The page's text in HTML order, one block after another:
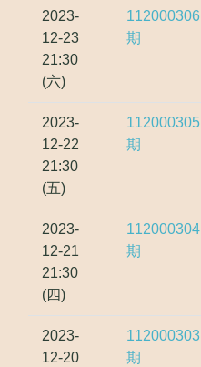
2023-
12-23
21:30
(六)
112000306
期
2023-
12-22
21:30
(五)
112000305
期
2023-
12-21
21:30
(四)
112000304
期
2023-
12-20
112000303
期